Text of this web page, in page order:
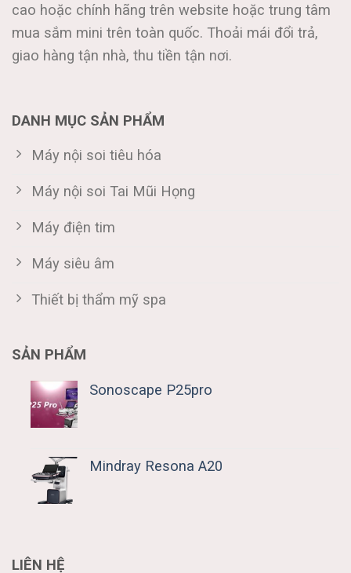
cao hoặc chính hãng trên website hoặc trung tâm
mua sắm mini trên toàn quốc. Thoải mái đổi trả,
giao hàng tận nhà, thu tiền tận nơi.
DANH MỤC SẢN PHẨM
Máy nội soi tiêu hóa
Máy nội soi Tai Mũi Họng
Máy điện tim
Máy siêu âm
Thiết bị thẩm mỹ spa
SẢN PHẨM
Sonoscape P25pro
Mindray Resona A20
LIÊN HỆ